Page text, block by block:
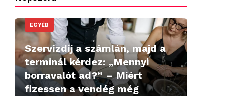
EGYÉB
Szervízdíj a számlán, majd a
terminál kérdez: „Mennyi
borravalót ad?” – Miért
fizessen a vendég még